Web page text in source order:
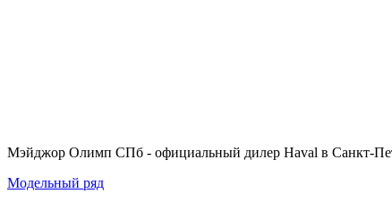
Мэйджор Олимп СПб - официальный дилер Haval в Санкт-
Модельный ряд